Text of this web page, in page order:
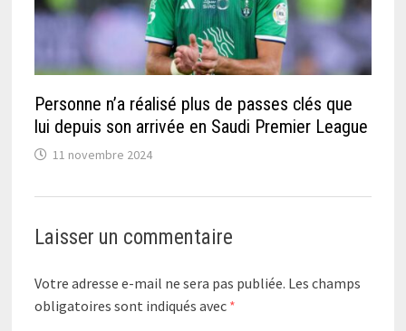
Personne n’a réalisé plus de passes clés que
lui depuis son arrivée en Saudi Premier League
11 novembre 2024
Laisser un commentaire
Votre adresse e-mail ne sera pas publiée. Les champs
obligatoires sont indiqués avec *